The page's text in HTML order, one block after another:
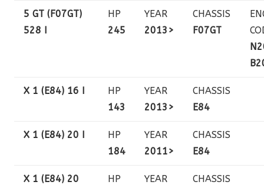
5 GT (F07GT)
528 I
HP
245
YEAR
2013>
CHASSIS
F07GT
X 1 (E84) 16 I
HP
143
YEAR
2013>
CHASSIS
E84
X 1 (E84) 20 I
HP
184
YEAR
2011>
CHASSIS
E84
X 1 (E84) 20
HP
YEAR
CHASSIS